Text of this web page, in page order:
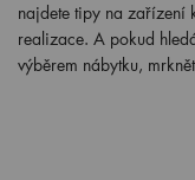
najdete tipy na zařízení
realizace. A pokud
výběrem nábytku,